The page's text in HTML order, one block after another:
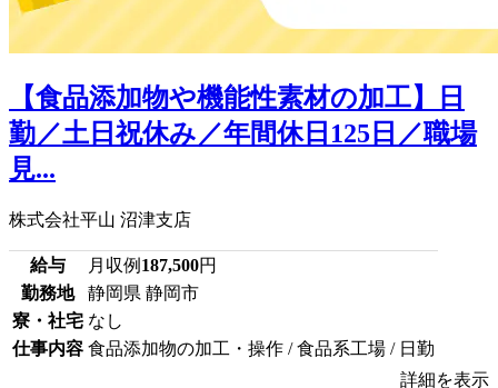
【食品添加物や機能性素材の加工】日
勤／土日祝休み／年間休日125日／職場
見...
株式会社平山 沼津支店
給与 月収例 187,500円
勤務地
静岡県 静岡市
寮・社宅 なし
仕事内容 食品添加物の加工・操作 / 食品系工場 / 日勤
詳細を表示